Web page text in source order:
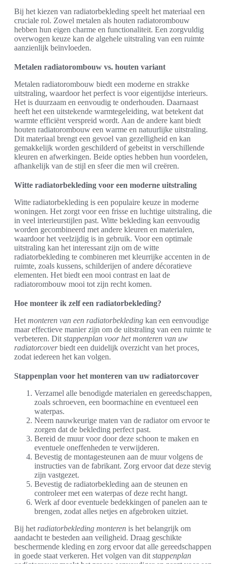
Bij het kiezen van radiatorbekleding speelt het materiaal een
cruciale rol. Zowel metalen als houten radiatorombouw
hebben hun eigen charme en functionaliteit. Een zorgvuldig
overwogen keuze kan de algehele uitstraling van een ruimte
aanzienlijk beïnvloeden.
Metalen radiatorombouw vs. houten variant
Metalen radiatorombouw biedt een moderne en strakke
uitstraling, waardoor het perfect is voor eigentijdse interieurs.
Het is duurzaam en eenvoudig te onderhouden. Daarnaast
heeft het een uitstekende warmtegeleiding, wat betekent dat
warmte efficiënt verspreid wordt. Aan de andere kant biedt
houten radiatorombouw een warme en natuurlijke uitstraling.
Dit materiaal brengt een gevoel van gezelligheid en kan
gemakkelijk worden geschilderd of gebeitst in verschillende
kleuren en afwerkingen. Beide opties hebben hun voordelen,
afhankelijk van de stijl en sfeer die men wil creëren.
Witte radiatorbekleding voor een moderne uitstraling
Witte radiatorbekleding is een populaire keuze in moderne
woningen. Het zorgt voor een frisse en luchtige uitstraling, die
in veel interieurstijlen past. Witte bekleding kan eenvoudig
worden gecombineerd met andere kleuren en materialen,
waardoor het veelzijdig is in gebruik. Voor een optimale
uitstraling kan het interessant zijn om de witte
radiatorbekleding te combineren met kleurrijke accenten in de
ruimte, zoals kussens, schilderijen of andere décoratieve
elementen. Het biedt een mooi contrast en laat de
radiatorombouw mooi tot zijn recht komen.
Hoe monteer ik zelf een radiatorbekleding?
Het monteren van een radiatorbekleding kan een eenvoudige
maar effectieve manier zijn om de uitstraling van een ruimte te
verbeteren. Dit stappenplan voor het monteren van uw
radiatorcoverbiedt een duidelijk overzicht van het proces,
zodat iedereen het kan volgen.
Stappenplan voor het monteren van uw radiatorcover
Verzamel alle benodigde materialen en gereedschappen,
zoals schroeven, een boormachine en eventueel een
waterpas.
Neem nauwkeurige maten van de radiator om ervoor te
zorgen dat de bekleding perfect past.
Bereid de muur voor door deze schoon te maken en
eventuele oneffenheden te verwijderen.
Bevestig de montagesteunen aan de muur volgens de
instructies van de fabrikant. Zorg ervoor dat deze stevig
zijn vastgezet.
Bevestig de radiatorbekleding aan de steunen en
controleer met een waterpas of deze recht hangt.
Werk af door eventuele bedekkingen of panelen aan te
brengen, zodat alles netjes en afgebroken uitziet.
Bij het radiatorbekleding monteren is het belangrijk om
aandacht te besteden aan veiligheid. Draag geschikte
beschermende kleding en zorg ervoor dat alle gereedschappen
in goede staat verkeren. Het volgen van dit stappenplan